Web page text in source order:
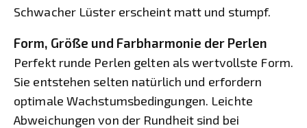
Schwacher Lüster erscheint matt und stumpf.
Form, Größe und Farbharmonie der Perlen
Perfekt runde Perlen gelten als wertvollste Form.
Sie entstehen selten natürlich und erfordern
optimale Wachstumsbedingungen. Leichte
Abweichungen von der Rundheit sind bei